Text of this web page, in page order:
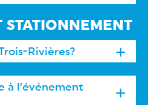
STATIONNEMENT
Rivières?
à l’événement